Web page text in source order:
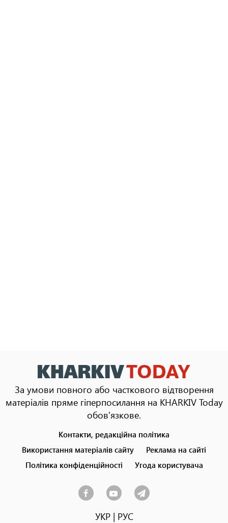
За умови повного або часткового відтворення
матеріалів пряме гіперпосилання на KHARKIV Today
обов'язкове.
menu
Контакти, редакційна політика
Використання матеріалів сайту
Реклама на сайті
Політика конфіденційності
Угода користувача
УКР| РУС